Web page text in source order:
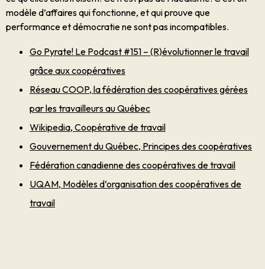
modèle d’affaires qui fonctionne, et qui prouve que
performance et démocratie ne sont pas incompatibles.
Go Pyrate! Le Podcast #151 – (R)évolutionner le travail
grâce aux coopératives
Réseau COOP, la fédération des coopératives gérées
par les travailleurs au Québec
Wikipedia, Coopérative de travail
Gouvernement du Québec, Principes des coopératives
Fédération canadienne des coopératives de travail
UQAM, Modèles d’organisation des coopératives de
travail